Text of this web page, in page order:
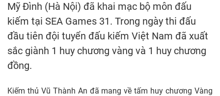
Mỹ Đình (Hà Nội) đã khai mạc bộ môn đấu
kiếm tại SEA Games 31. Trong ngày thi đấu
đầu tiên đội tuyển đấu kiếm Việt Nam đã xuất
sắc giành 1 huy chương vàng và 1 huy chương
đồng.
Kiếm thủ Vũ Thành An đã mang về tấm huy chương Vàng